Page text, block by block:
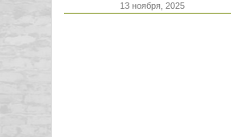
13 ноября, 2025